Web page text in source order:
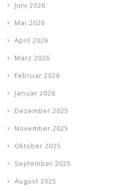
Juni 2026
Mai 2026
April 2026
März 2026
Februar 2026
Januar 2026
Dezember 2025
November 2025
Oktober 2025
September 2025
August 2025